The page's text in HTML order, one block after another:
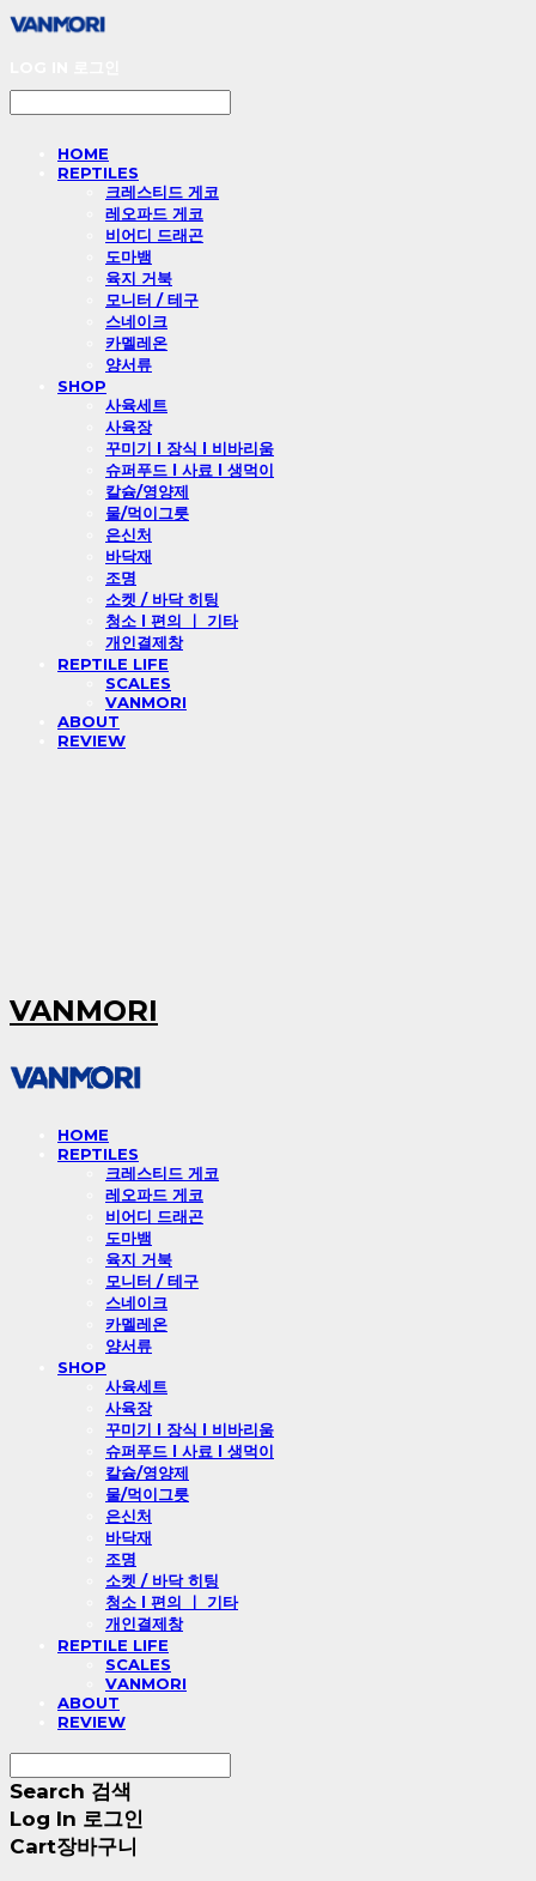
HOME
REPTILES
크레스티드 게코
레오파드 게코
비어디 드래곤
도마뱀
육지 거북
모니터 / 테구
스네이크
카멜레온
양서류
SHOP
사육세트
사육장
꾸미기 l 장식 l 비바리움
슈퍼푸드 l 사료 l 생먹이
칼슘/영양제
물/먹이그릇
은신처
바닥재
조명
소켓 / 바닥 히팅
청소 l 편의 ㅣ 기타
개인결제창
REPTILE LIFE
SCALES
VANMORI
ABOUT
REVIEW
VANMORI
HOME
REPTILES
크레스티드 게코
레오파드 게코
비어디 드래곤
도마뱀
육지 거북
모니터 / 테구
스네이크
카멜레온
양서류
SHOP
사육세트
사육장
꾸미기 l 장식 l 비바리움
슈퍼푸드 l 사료 l 생먹이
칼슘/영양제
물/먹이그릇
은신처
바닥재
조명
소켓 / 바닥 히팅
청소 l 편의 ㅣ 기타
개인결제창
REPTILE LIFE
SCALES
VANMORI
ABOUT
REVIEW
Search 검색
Log In 로그인
Cart장바구니